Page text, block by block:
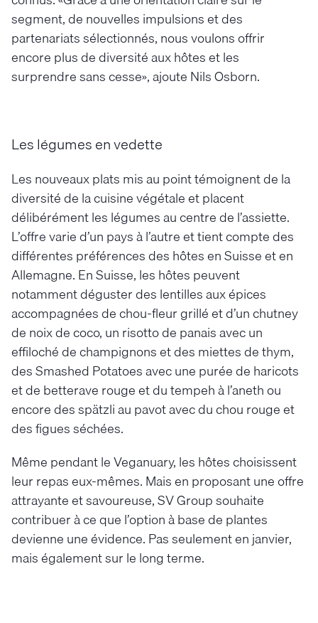
segment, de nouvelles impulsions et des
partenariats sélectionnés, nous voulons offrir
encore plus de diversité aux hôtes et les
surprendre sans cesse», ajoute Nils Osborn.
Les légumes en vedette
Les nouveaux plats mis au point témoignent de la
diversité de la cuisine végétale et placent
délibérément les légumes au centre de l’assiette.
L’offre varie d’un pays à l’autre et tient compte des
différentes préférences des hôtes en Suisse et en
Allemagne. En Suisse, les hôtes peuvent
notamment déguster des lentilles aux épices
accompagnées de chou-fleur grillé et d’un chutney
de noix de coco, un risotto de panais avec un
effiloché de champignons et des miettes de thym,
des Smashed Potatoes avec une purée de haricots
et de betterave rouge et du tempeh à l’aneth ou
encore des spätzli au pavot avec du chou rouge et
des figues séchées.
Même pendant le Veganuary, les hôtes choisissent
leur repas eux-mêmes. Mais en proposant une offre
attrayante et savoureuse, SV Group souhaite
contribuer à ce que l’option à base de plantes
devienne une évidence. Pas seulement en janvier,
mais également sur le long terme.